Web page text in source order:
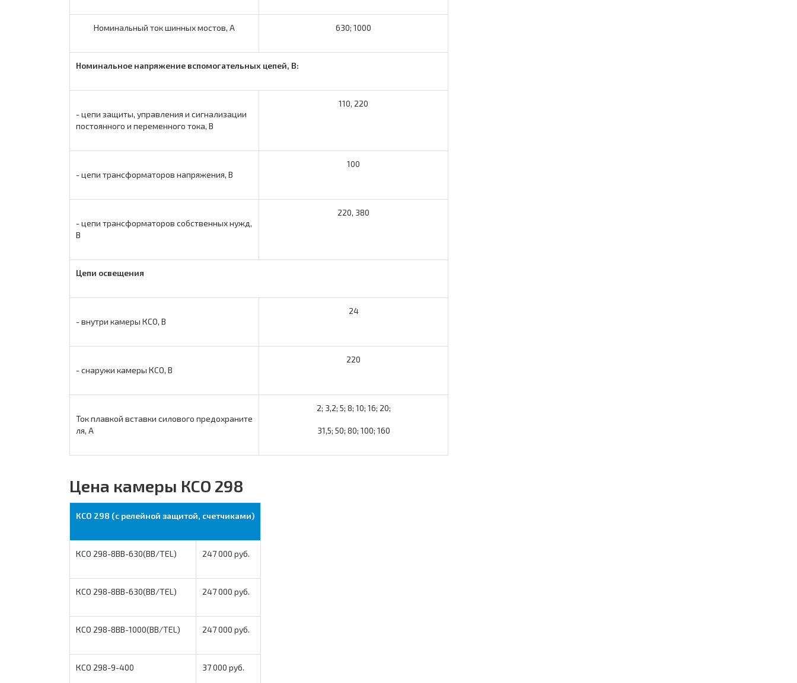
Номинальный ток шинных мостов, А 630; 1000
Номинальное напряжение вспомогательных цепей, В:
- цепи защиты, управления и сигнализации
постоянного и переменного тока, В
110, 220
- цепи трансформаторов напряжения, В
100
- цепи трансформаторов собственных нужд,
В
220, 380
Цепи освещения
- внутри камеры КСО, В
24
- снаружи камеры КСО, В
220
Ток плавкой вставки силового предохраните
ля, А
2; 3,2; 5; 8; 10; 16; 20;
31,5; 50; 80; 100; 160
Цена камеры КСО 298
КСО 298 (с релейной защитой, счетчиками)
КСО 298-8ВВ-630(BB/TEL) 247 000 руб.
КСО 298-8ВВ-630(BB/TEL) 247 000 руб.
КСО 298-8ВВ-1000(BB/TEL) 247 000 руб.
КСО 298-9-400 37 000 руб.